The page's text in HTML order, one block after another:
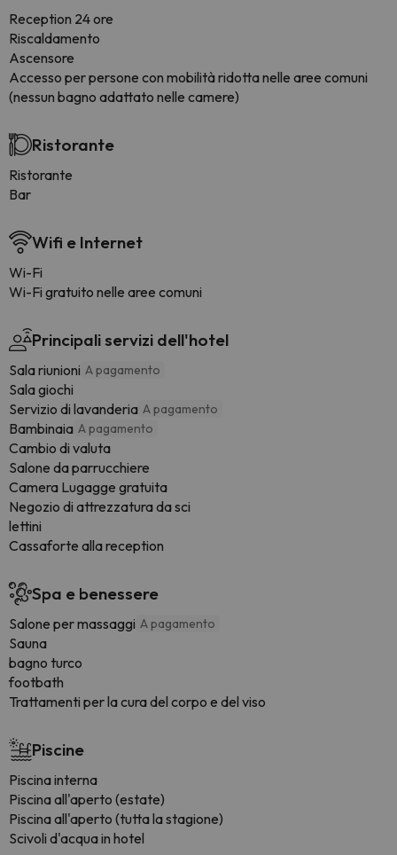
Reception 24 ore
Riscaldamento
Ascensore
Accesso per persone con mobilità ridotta nelle aree comuni
(nessun bagno adattato nelle camere)
Ristorante
Ristorante
Bar
Wifi e Internet
Wi-Fi
Wi-Fi gratuito nelle aree comuni
Principali servizi dell'hotel
Sala riunioni A pagamento
Sala giochi
Servizio di lavanderia A pagamento
Bambinaia A pagamento
Cambio di valuta
Salone da parrucchiere
Camera Lugagge gratuita
Negozio di attrezzatura da sci
lettini
Cassaforte alla reception
Spa e benessere
Salone per massaggi A pagamento
Sauna
bagno turco
footbath
Trattamenti per la cura del corpo e del viso
Piscine
Piscina interna
Piscina all'aperto (estate)
Piscina all'aperto (tutta la stagione)
Scivoli d'acqua in hotel